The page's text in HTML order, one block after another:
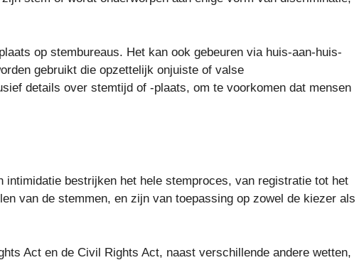
op stembureaus. Het kan ook gebeuren via huis-aan-huis-
gebruikt die opzettelijk onjuiste of valse
details over stemtijd of -plaats, om te voorkomen dat mensen
intimidatie bestrijken het hele stemproces, van registratie tot het
van de stemmen, en zijn van toepassing op zowel de kiezer als
Act en de Civil Rights Act, naast verschillende andere wetten,